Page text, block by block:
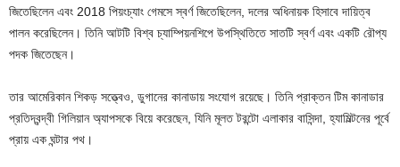
জিতেছিলেন এবং 2018 পিয়ংচ্যাং গেমসে স্বর্ণ জিতেছিলেন, দলের অধিনায়ক হিসাবে দায়িত্ব
পালন করেছিলেন। তিনি আটটি বিশ্ব চ্যাম্পিয়নশিপে উপস্থিতিতে সাতটি স্বর্ণ এবং একটি রৌপ্য
পদক জিতেছেন।
তার আমেরিকান শিকড় সত্ত্বেও, ডুগানের কানাডায় সংযোগ রয়েছে। তিনি প্রাক্তন টিম কানাডার
প্রতিদ্বন্দ্বী গিলিয়ান অ্যাপসকে বিয়ে করেছেন, যিনি মূলত টরন্টো এলাকার বাসিন্দা, হ্যামিল্টনের পূর্বে
প্রায় এক ঘন্টার পথ।